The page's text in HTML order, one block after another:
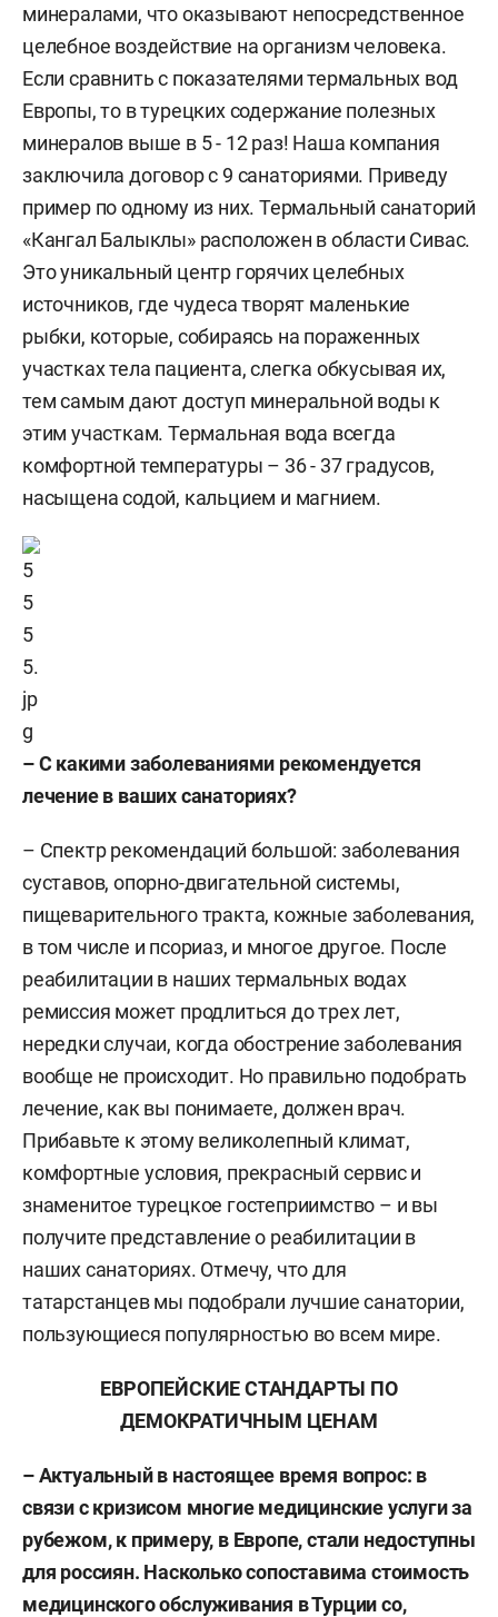
минералами, что оказывают непосредственное
целебное воздействие на организм человека.
Если сравнить с показателями термальных вод
Европы, то в турецких содержание полезных
минералов выше в 5 - 12 раз! Наша компания
заключила договор с 9 санаториями. Приведу
пример по одному из них. Термальный санаторий
«Кангал Балыклы» расположен в области Сивас.
Это уникальный центр горячих целебных
источников, где чудеса творят маленькие
рыбки, которые, собираясь на пораженных
участках тела пациента, слегка обкусывая их,
тем самым дают доступ минеральной воды к
этим участкам. Термальная вода всегда
комфортной температуры – 36 - 37 градусов,
насыщена содой, кальцием и магнием.
– С какими заболеваниями рекомендуется
лечение в ваших санаториях?
– Спектр рекомендаций большой: заболевания
суставов, опорно-двигательной системы,
пищеварительного тракта, кожные заболевания,
в том числе и псориаз, и многое другое. После
реабилитации в наших термальных водах
ремиссия может продлиться до трех лет,
нередки случаи, когда обострение заболевания
вообще не происходит. Но правильно подобрать
лечение, как вы понимаете, должен врач.
Прибавьте к этому великолепный климат,
комфортные условия, прекрасный сервис и
знаменитое турецкое гостеприимство – и вы
получите представление о реабилитации в
наших санаториях. Отмечу, что для
татарстанцев мы подобрали лучшие санатории,
пользующиеся популярностью во всем мире.
ЕВРОПЕЙСКИЕ СТАНДАРТЫ ПО
ДЕМОКРАТИЧНЫМ ЦЕНАМ
– Актуальный в настоящее время вопрос: в
связи с кризисом многие медицинские услуги за
рубежом, к примеру, в Европе, стали недоступны
для россиян. Насколько сопоставима стоимость
медицинского обслуживания в Турции со,